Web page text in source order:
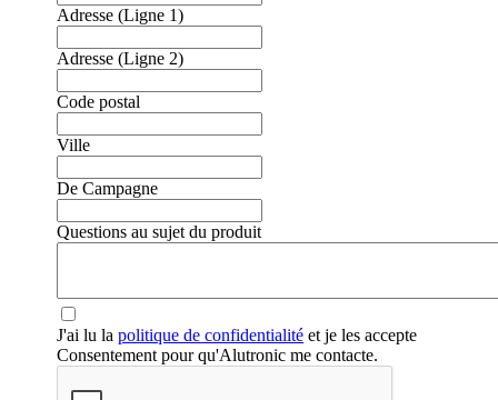
Adresse (Ligne 1)
Adresse (Ligne 2)
Code postal
Ville
De Campagne
Questions au sujet du produit
J'ai lu lapolitique de confidentialité et je les accepte
Consentement pour qu'Alutronic me contacte.